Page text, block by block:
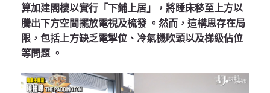
算加建閣樓以實行「下鋪上居」，將睡床移至上方以
騰出下方空間擺放電視及梳發 。然而，這構思存在局
限，包括上方缺乏電掣位、冷氣機吹頭以及梯級佔位
等問題 。